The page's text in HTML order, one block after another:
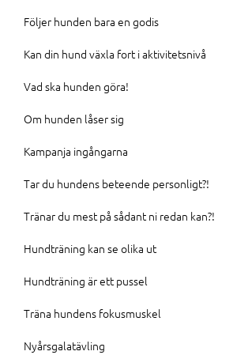
Följer hunden bara en godis
Kan din hund växla fort i aktivitetsnivå
Vad ska hunden göra!
Om hunden låser sig
Kampanja ingångarna
Tar du hundens beteende personligt?!
Tränar du mest på sådant ni redan kan?!
Hundträning kan se olika ut
Hundträning är ett pussel
Träna hundens fokusmuskel
Nyårsgalatävling